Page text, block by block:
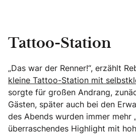
Tattoo-Station
„Das war der Renner!“, erzählt
kleine Tattoo-Station mit
sorgte für großen Andrang,
Gästen, später auch bei den
des Abends wurden immer mehr
überraschendes Highlight mit